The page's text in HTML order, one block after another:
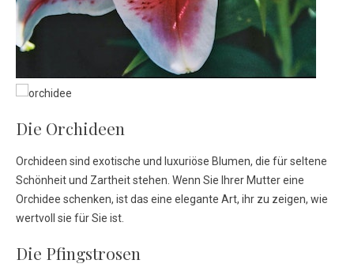
Die Orchideen
Orchideen sind exotische und luxuriöse Blumen, die für seltene
Schönheit und Zartheit stehen. Wenn Sie Ihrer Mutter eine
Orchidee schenken, ist das eine elegante Art, ihr zu zeigen, wie
wertvoll sie für Sie ist.
Die Pfingstrosen